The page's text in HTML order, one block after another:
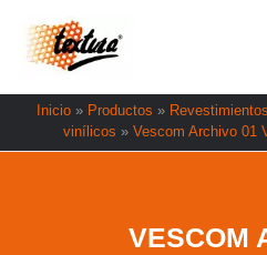
contenido
Inicio» Productos »
vinílicos » Vescom Archivo 01
VESCOM